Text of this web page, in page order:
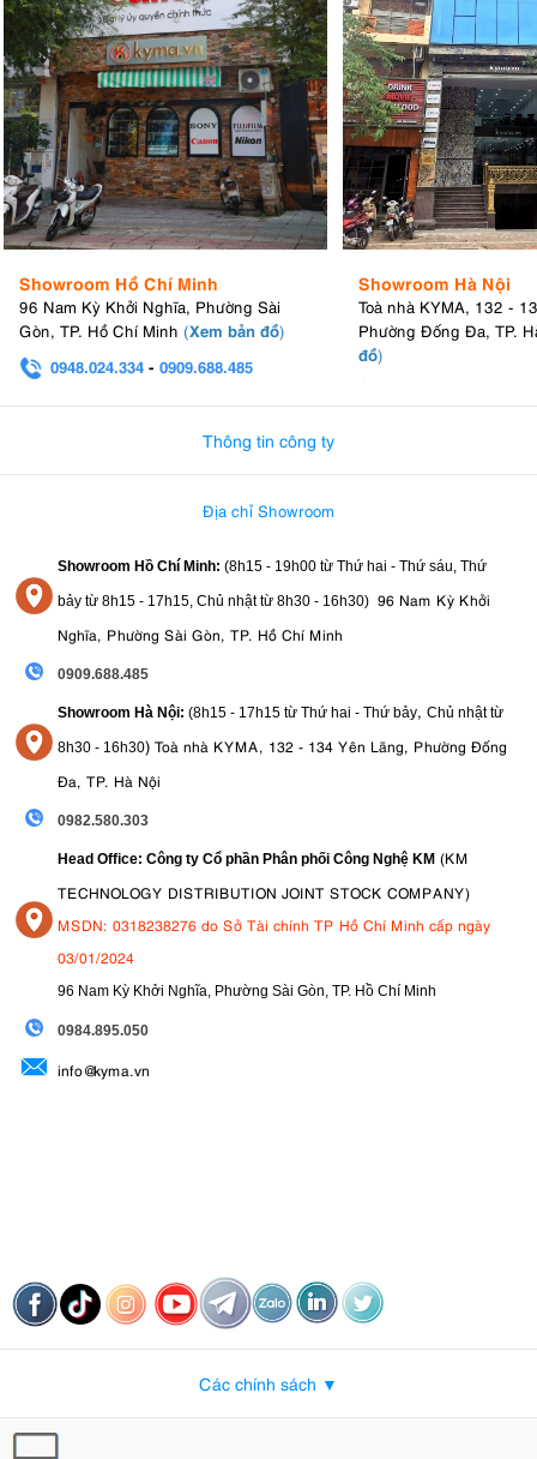
Showroom Hồ Chí Minh
96 Nam Kỳ Khởi Nghĩa, Phường Sài
Gòn, TP. Hồ Chí Minh (Xem bản đồ)
0948.024.334 - 0909.688.485
Showroom Hà Nội
Toà nhà KYMA, 132 -
Phường Đống Đa, TP.
đồ)
Thông tin công ty
Địa chỉ Showroom
Showroom Hồ Chí Minh: (8h15 - 19h00 từ Thứ hai - Thứ sáu, Thứ
bảy từ 8h15 - 17h15, Chủ nhật từ 8h30 - 16h30) 96 Nam Kỳ Khởi
Nghĩa, Phường Sài Gòn, TP. Hồ Chí Minh
0909.688.485
Showroom Hà Nội: (8h15 - 17h15 từ Thứ hai - Thứ bảy, Chủ nhật từ
8h30 - 16h30) Toà nhà KYMA, 132 - 134 Yên Lãng, Phường Đống
Đa, TP. Hà Nội
0982.580.303
Head Office: Công ty Cổ phần Phân phối Công Nghệ KM (KM
TECHNOLOGY DISTRIBUTION JOINT STOCK COMPANY)
MSDN: 0318238276 do Sở Tài chính TP Hồ Chí Minh cấp ngày
03/01/2024
96 Nam Kỳ Khởi Nghĩa, Phường Sài Gòn, TP. Hồ Chí Minh
0984.895.050
info@kyma.vn
Các chính sách ▼